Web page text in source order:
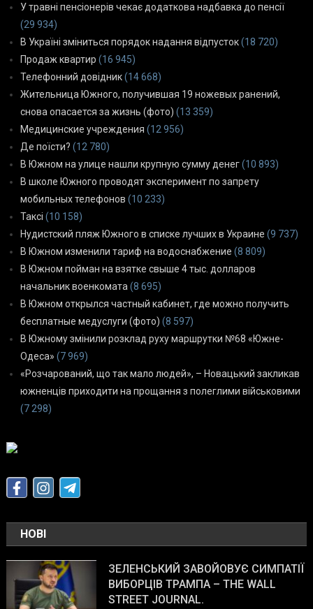
У травні пенсіонерів чекає додаткова надбавка до пенсії
(29 934)
В Україні зміниться порядок надання відпусток(18 720)
Продаж квартир (16 945)
Телефонний довідник(14 668)
Жительница Южного, получившая 19 ножевых ранений,
снова опасается за жизнь (фото) (13 359)
Медицинские учреждения (12 956)
Де поїсти? (12 780)
В Южном на улице нашли крупную сумму денег(10 893)
В школе Южного проводят эксперимент по запрету
мобильных телефонов (10 233)
Таксі (10 158)
Нудистский пляж Южного в списке лучших в Украине (9 737)
В Южном изменили тариф на водоснабжение (8 809)
В Южном пойман на взятке свыше 4 тыс. долларов
начальник военкомата (8 695)
В Южном открылся частный кабинет, где можно получить
бесплатные медуслуги (фото) (8 597)
В Южному змінили розклад руху маршрутки №68 «Южне-
Одеса» (7 969)
«Розчарований, що так мало людей», – Новацький закликав
южненців приходити на прощання з полеглими військовими
(7 298)
НОВІ
ЗЕЛЕНСЬКИЙ ЗАВОЙОВУЄ СИМПАТІЇ
ВИБОРЦІВ ТРАМПА – THE WALL
STREET JOURNAL.